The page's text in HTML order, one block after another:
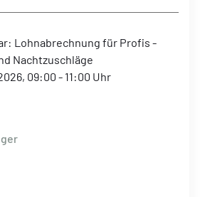
Lohnabrechnung für Profis -
Nachtzuschläge
09:00 - 11:00 Uhr